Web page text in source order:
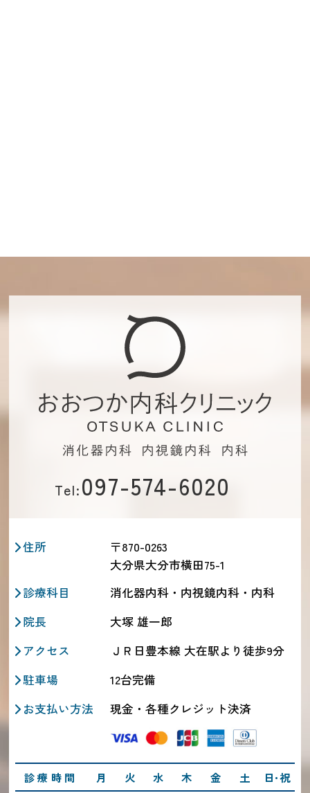
Tel:097-574-6020
住所
〒870-0263
大分県大分市横田75-1
診療科目
消化器内科・内視鏡内科・内科
院長
大塚 雄一郎
アクセス
ＪＲ日豊本線 大在駅より徒歩9分
駐車場
12台完備
お支払い方法
現金・各種クレジット決済
診療時間 月 火 水 木 金 土 日･祝